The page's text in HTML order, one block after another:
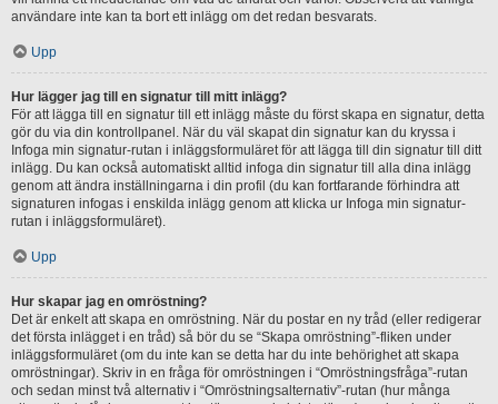
användare inte kan ta bort ett inlägg om det redan besvarats.
Upp
Hur lägger jag till en signatur till mitt inlägg?
För att lägga till en signatur till ett inlägg måste du först skapa en signatur, detta
gör du via din kontrollpanel. När du väl skapat din signatur kan du kryssa i
Infoga min signatur-rutan i inläggsformuläret för att lägga till din signatur till ditt
inlägg. Du kan också automatiskt alltid infoga din signatur till alla dina inlägg
genom att ändra inställningarna i din profil (du kan fortfarande förhindra att
signaturen infogas i enskilda inlägg genom att klicka ur Infoga min signatur-
rutan i inläggsformuläret).
Upp
Hur skapar jag en omröstning?
Det är enkelt att skapa en omröstning. När du postar en ny tråd (eller redigerar
det första inlägget i en tråd) så bör du se “Skapa omröstning”-fliken under
inläggsformuläret (om du inte kan se detta har du inte behörighet att skapa
omröstningar). Skriv in en fråga för omröstningen i “Omröstningsfråga”-rutan
och sedan minst två alternativ i “Omröstningsalternativ”-rutan (hur många